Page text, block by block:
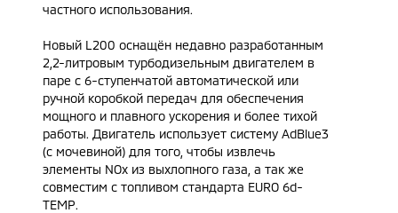
частного использования.
Новый L200 оснащён недавно разработанным
2,2-литровым турбодизельным двигателем в
паре с 6-ступенчатой автоматической или
ручной коробкой передач для обеспечения
мощного и плавного ускорения и более тихой
работы. Двигатель использует систему AdBlue3
(с мочевиной) для того, чтобы извлечь
элементы NOx из выхлопного газа, а так же
совместим с топливом стандарта EURO 6d-
TEMP.